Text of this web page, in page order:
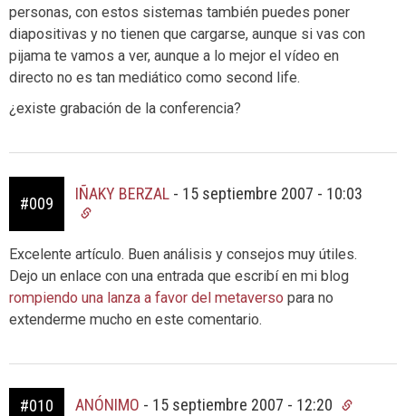
personas, con estos sistemas también puedes poner
diapositivas y no tienen que cargarse, aunque si vas con
pijama te vamos a ver, aunque a lo mejor el vídeo en
directo no es tan mediático como second life.
¿existe grabación de la conferencia?
#009
IÑAKY BERZAL - 15 septiembre 2007 - 10:03
Excelente artículo. Buen análisis y consejos muy útiles.
Dejo un enlace con una entrada que escribí en mi blog
rompiendo una lanza a favor del metaverso para no
extenderme mucho en este comentario.
#010 ANÓNIMO - 15 septiembre 2007 - 12:20